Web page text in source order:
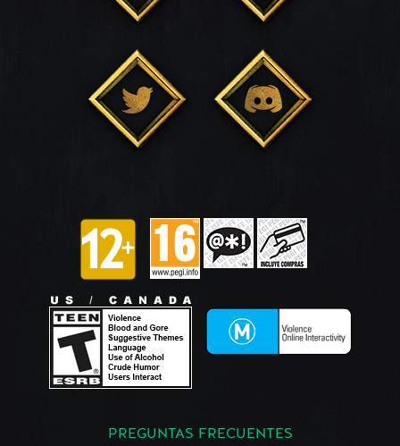
PREGUNTAS FRECUENTES